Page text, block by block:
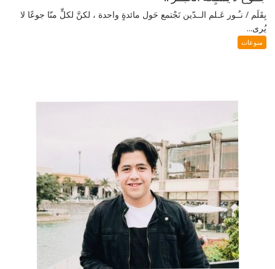
بِقَلَم / نـُـور عَـلم الــدّين نَجْتمع حَول مائدةٍ واحدة ، لكنَّ لكلٍّ منّا جوعًا لا
يُرى...
منوعات